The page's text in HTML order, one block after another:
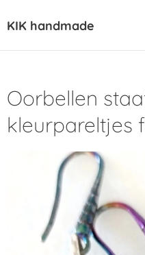
KIK handmade
Oorbellen
kleurpareltjes